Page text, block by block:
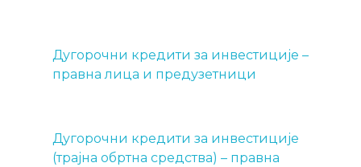
Дугорочни кредити за инвестиције –
правна лица и предузетници
Дугорочни кредити за инвестиције
(трајна обртна средства) – правна